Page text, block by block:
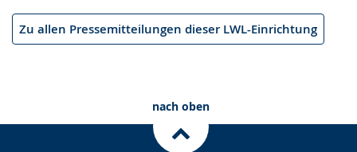
Zu allen Pressemitteilungen dieser LWL-Einrichtung
nach oben